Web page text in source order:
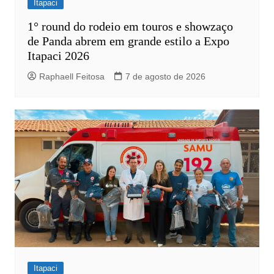
Itapaci
1° round do rodeio em touros e showzaço
de Panda abrem em grande estilo a Expo
Itapaci 2026
Raphaell Feitosa 7 de agosto de 2026
Itapaci